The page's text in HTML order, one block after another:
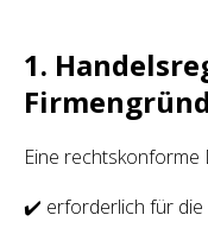
1.
Eine rechtskonforme
✔️ erforderlich für die